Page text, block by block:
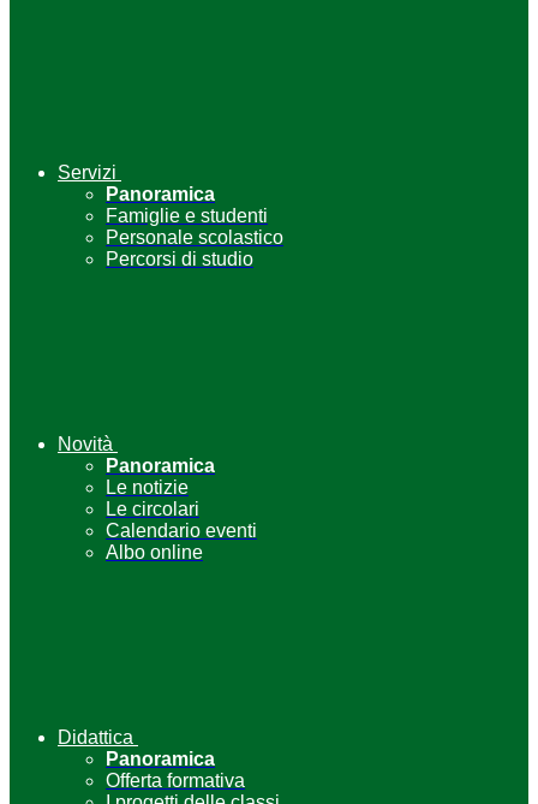
Servizi
Panoramica
Famiglie e studenti
Personale scolastico
Percorsi di studio
Novità
Panoramica
Le notizie
Le circolari
Calendario eventi
Albo online
Didattica
Panoramica
Offerta formativa